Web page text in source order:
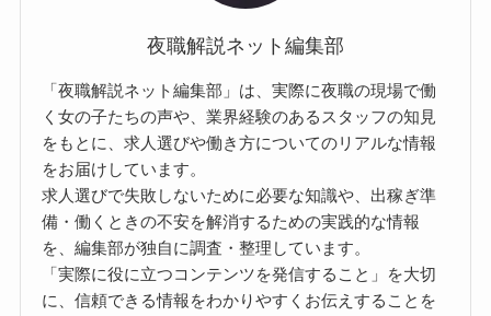
夜職解説ネット編集部
「夜職解説ネット編集部」は、実際に夜職の現場で働
く女の子たちの声や、業界経験のあるスタッフの知見
をもとに、求人選びや働き方についてのリアルな情報
をお届けしています。
求人選びで失敗しないために必要な知識や、出稼ぎ準
備・働くときの不安を解消するための実践的な情報
を、編集部が独自に調査・整理しています。
「実際に役に立つコンテンツを発信すること」を大切
に、信頼できる情報をわかりやすくお伝えすることを